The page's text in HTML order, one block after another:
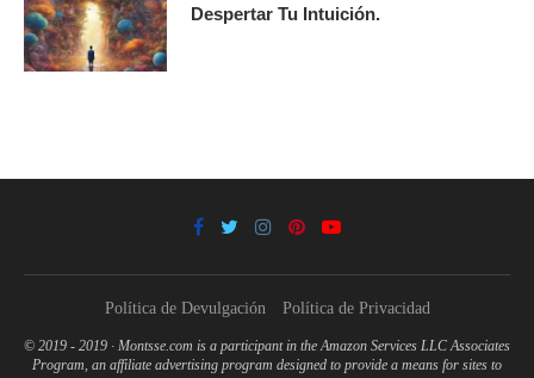
Despertar Tu Intuición.
Política de Devulgación Política de Privacidad
© 2019 - 2019 · Montsse.com is a participant in the Amazon Services LLC Associates
Program, an affiliate advertising program designed to provide a means for sites to